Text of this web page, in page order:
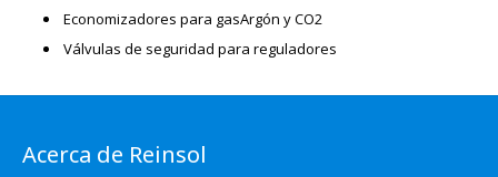
Economizadores para gasArgón y CO2
Válvulas de seguridad para reguladores
Acerca de Reinsol